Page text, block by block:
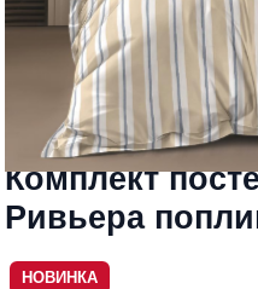
Комплект
Ривьера
НОВИНКА